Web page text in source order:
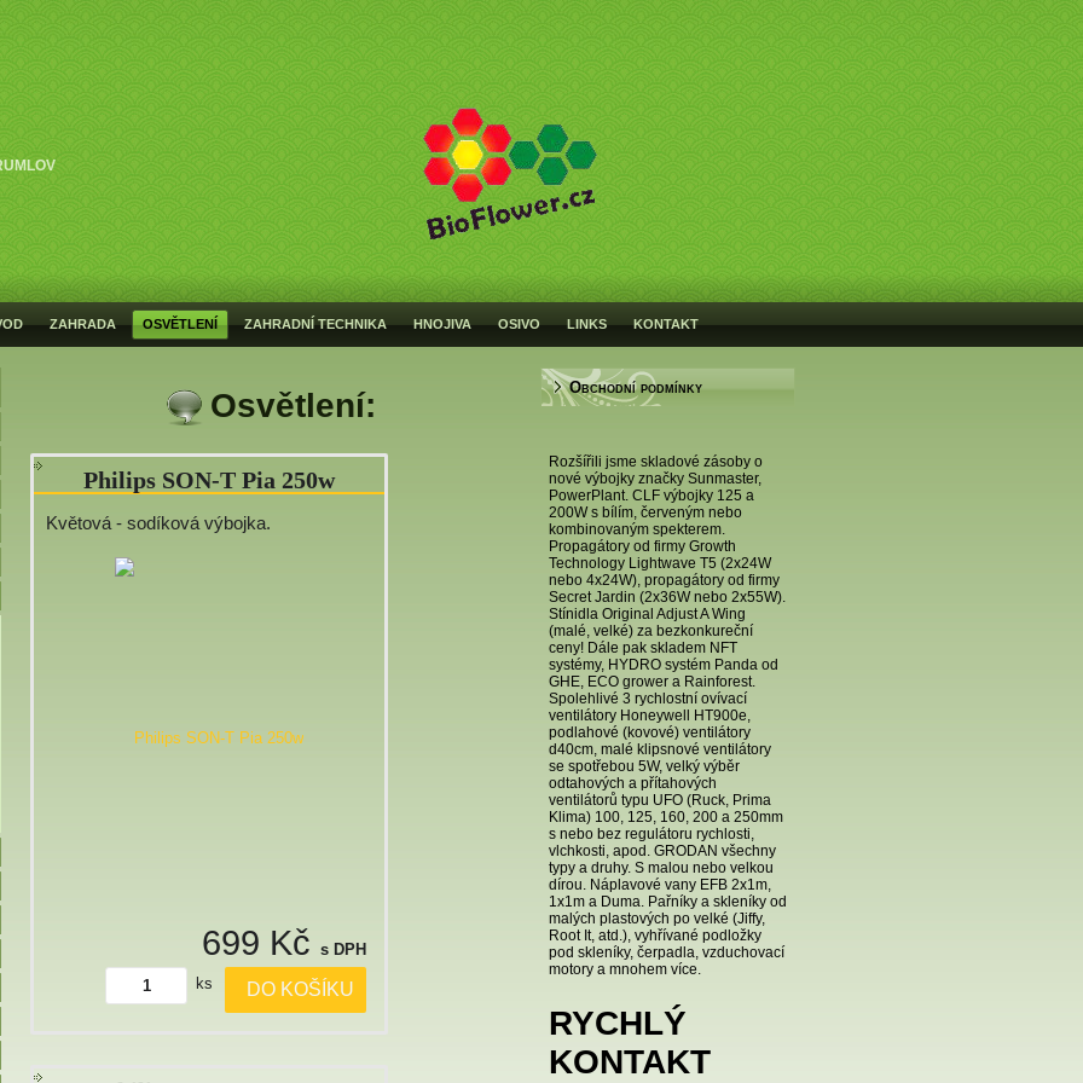
ZAHRADA OSVĚTLENÍ ZAHRADNÍ TECHNIKA HNOJIVA OSIVO LINKS KONTAKT
Osvětlení:
Philips SON-T Pia 250w
Květová - sodíková výbojka.
699 Kčs DPH
ks
DO KOŠÍKU
Obchodní podmínky
Rozšířili jsme skladové zásoby o
nové výbojky značky Sunmaster,
PowerPlant. CLF výbojky 125 a
200W s bílím, červeným nebo
kombinovaným spekterem.
Propagátory od firmy Growth
Technology Lightwave T5 (2x24W
nebo 4x24W), propagátory od firmy
Secret Jardin (2x36W nebo 2x55W).
Stínidla Original Adjust A Wing
(malé, velké) za bezkonkureční
ceny! Dále pak skladem NFT
systémy, HYDRO systém Panda od
GHE, ECO grower a Rainforest.
Spolehlivé 3 rychlostní ovívací
ventilátory Honeywell HT900e,
podlahové (kovové) ventilátory
d40cm, malé klipsnové ventilátory
se spotřebou 5W, velký výběr
odtahových a přítahových
ventilátorů typu UFO (Ruck, Prima
Klima) 100, 125, 160, 200 a 250mm
s nebo bez regulátoru rychlosti,
vlchkosti, apod. GRODAN všechny
typy a druhy. S malou nebo velkou
dírou. Náplavové vany EFB 2x1m,
1x1m a Duma. Pařníky a skleníky od
malých plastových po velké (Jiffy,
Root It, atd.), vyhřívané podložky
pod skleníky, čerpadla, vzduchovací
motory a mnohem více.
RYCHLÝ
KONTAKT